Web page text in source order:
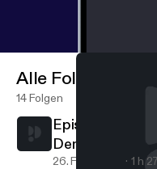
Alle Folgen
14 Folgen
Episode #14 -
Democracy w/
26. Feb. 2020 1 h